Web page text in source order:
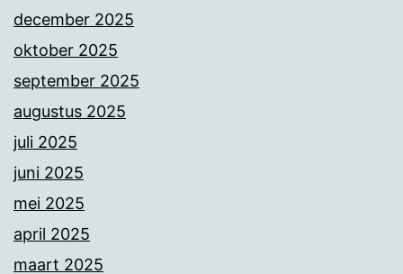
december 2025
oktober 2025
september 2025
augustus 2025
juli 2025
juni 2025
mei 2025
april 2025
maart 2025